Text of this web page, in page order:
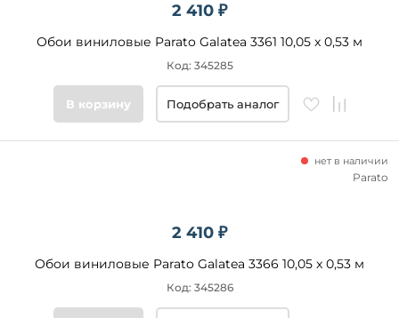
2 410 ₽
Обои виниловые Parato Galatea 3361 10,05 x 0,53 м
Код: 345285
В корзину Подобрать аналог
2 410 ₽
Обои виниловые Parato Galatea 3366 10,05 x 0,53 м
нет в наличии
Код: 345286
Parato